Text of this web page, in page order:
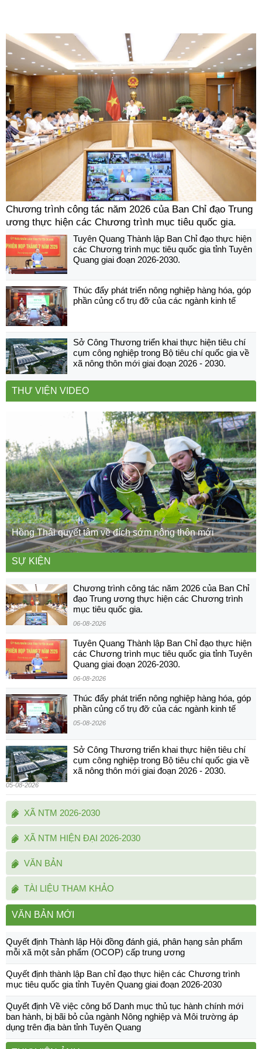
Chương trình công tác năm 2026 của Ban Chỉ đạo Trung
ương thực hiện các Chương trình mục tiêu quốc gia.
Tuyên Quang Thành lập Ban Chỉ đạo thực hiện
các Chương trình mục tiêu quốc gia tỉnh Tuyên
Quang giai đoạn 2026-2030.
Thúc đẩy phát triển nông nghiệp hàng hóa, góp
phần củng cố trụ đỡ của các ngành kinh tế
Sở Công Thương triển khai thực hiện tiêu chí
cụm công nghiệp trong Bộ tiêu chí quốc gia về
xã nông thôn mới giai đoạn 2026 - 2030.
THƯ VIỆN VIDEO
Hồng Thái quyết tâm về đích sớm nông thôn mới
SỰ KIỆN
Chương trình công tác năm 2026 của Ban Chỉ
đạo Trung ương thực hiện các Chương trình
mục tiêu quốc gia.
06-08-2026
Tuyên Quang Thành lập Ban Chỉ đạo thực hiện
các Chương trình mục tiêu quốc gia tỉnh Tuyên
Quang giai đoạn 2026-2030.
06-08-2026
Thúc đẩy phát triển nông nghiệp hàng hóa, góp
phần củng cố trụ đỡ của các ngành kinh tế
05-08-2026
Sở Công Thương triển khai thực hiện tiêu chí
cụm công nghiệp trong Bộ tiêu chí quốc gia về
xã nông thôn mới giai đoạn 2026 - 2030.
05-08-2026
XÃ NTM 2026-2030
XÃ NTM HIỆN ĐẠI 2026-2030
VĂN BẢN
TÀI LIỆU THAM KHẢO
VĂN BẢN MỚI
Quyết định Thành lập Hội đồng đánh giá, phân hạng sản phẩm
mỗi xã một sản phẩm (OCOP) cấp trung ương
Quyết định thành lập Ban chỉ đạo thực hiện các Chương trình
mục tiêu quốc gia tỉnh Tuyên Quang giai đoạn 2026-2030
Quyết định Về việc công bố Danh mục thủ tục hành chính mới
ban hành, bị bãi bỏ của ngành Nông nghiệp và Môi trường áp
dụng trên địa bàn tỉnh Tuyên Quang